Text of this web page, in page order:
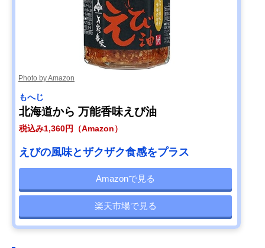
Photo by Amazon
もへじ
北海道から 万能香味えび油
税込み1,360円（Amazon）
えびの風味とザクザク食感をプラス
Amazonで見る
楽天市場で見る